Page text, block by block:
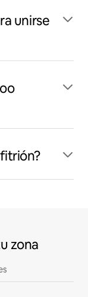
unirse
zona